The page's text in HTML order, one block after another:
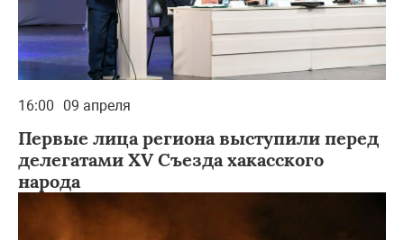
16:00 09 апреля
Первые лица региона выступили перед
делегатами XV Съезда хакасского
народа